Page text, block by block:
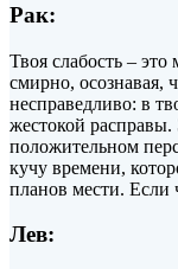
Рак:
Твоя слабость –
смирно, осознавая,
несправедливо: в
жестокой расправы.
положительном
кучу времени,
планов мести. Если
Лев: